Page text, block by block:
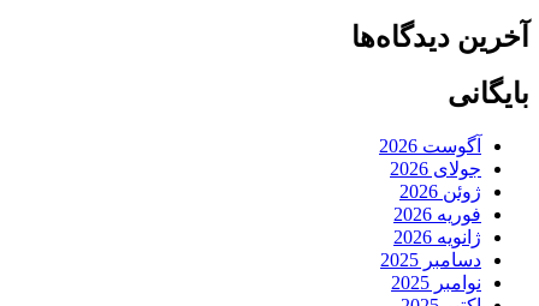
آخرین دیدگاه‌ها
بایگانی
آگوست 2026
جولای 2026
ژوئن 2026
فوریه 2026
ژانویه 2026
دسامبر 2025
نوامبر 2025